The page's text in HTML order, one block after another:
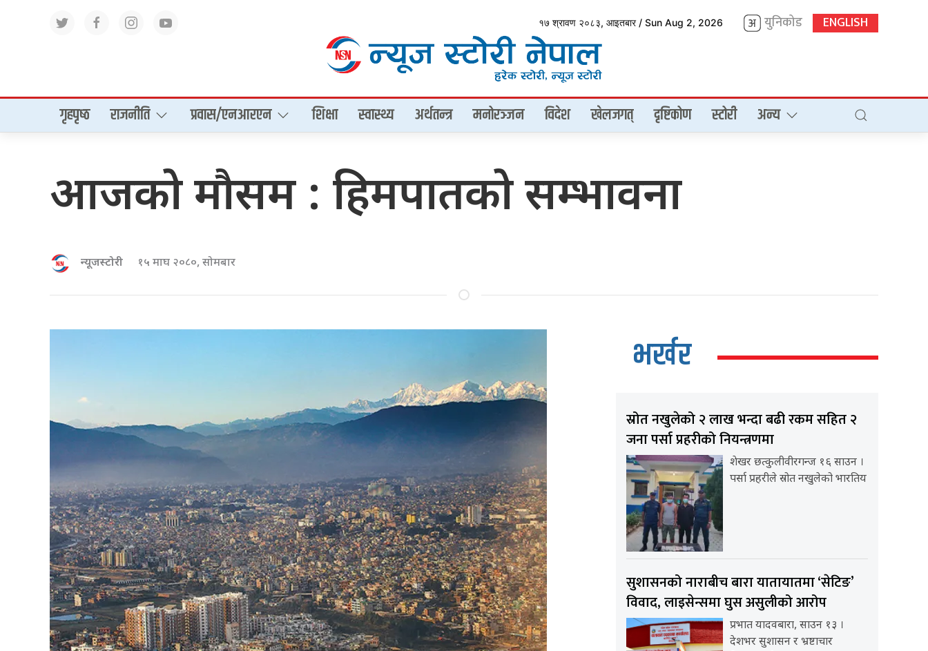
१७ श्रावण २०८३, आइतबार / Sun Aug 2, 2026 युनिकोड ENGLISH
गृहपृष्‍ठ राजनीति प्रवास/एनआरएन शिक्षा स्वास्थ्य अर्थतन्त्र मनोरञ्जन विदेश खेलजगत् दृष्टिकोण स्टोरी अन्य
आजको मौसम : हिमपातको सम्भावना
न्यूजस्टोरी १५ माघ २०८०, सोमबार
भर्खर
स्रोत नखुलेको २ लाख भन्दा बढी रकम सहित २
जना पर्सा प्रहरीको नियन्त्रणमा
शेखर छत्कुलीवीरगन्ज १६ साउन ।
पर्सा प्रहरीले स्रोत नखुलेको भारतिय
सुशासनको नाराबीच बारा यातायातमा ‘सेटिङ’
विवाद, लाइसेन्समा घुस असुलीको आरोप
प्रभात यादवबारा, साउन १३ ।
देशभर सुशासन र भ्रष्टाचार